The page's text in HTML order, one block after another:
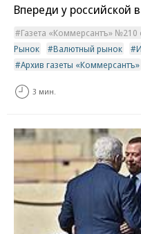
Впереди у
Газета «Коммерсантъ» №210
Рынок
Валютный рынок
Архив газеты «Коммерсантъ»
3 мин.